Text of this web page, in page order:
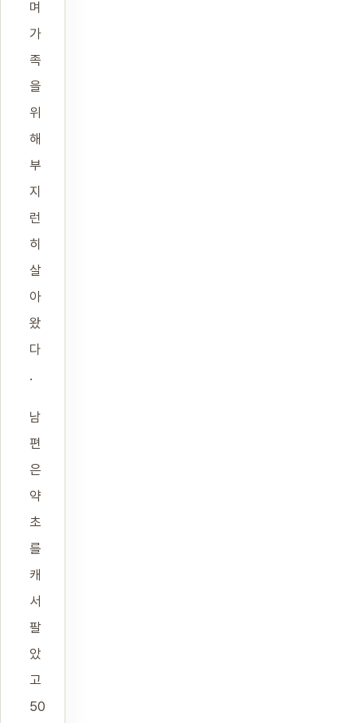
며
가
족
을
위
해
부
지
런
히
살
아
왔
다
.
남
편
은
약
초
를
캐
서
팔
았
고
50